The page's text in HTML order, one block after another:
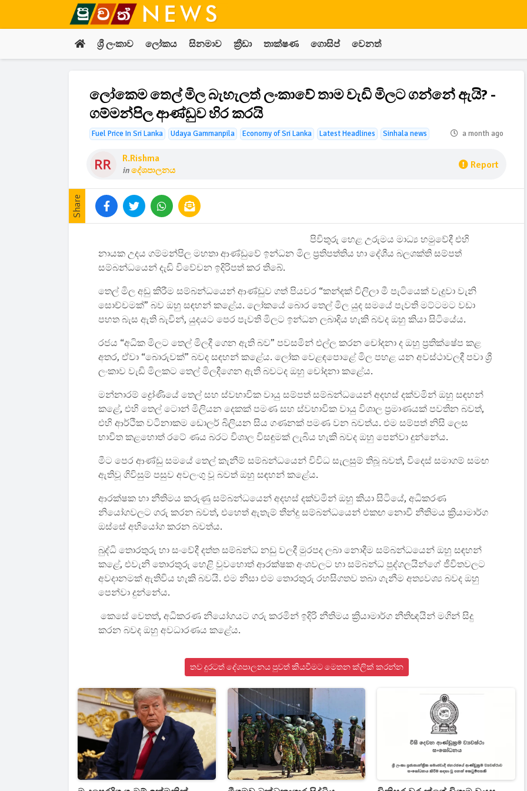
ශ්‍රී ලංකාව ලෝකය සිනමාව ක්‍රීඩා තාක්ෂණ ගොසිප් වෙනත්
ලෝකෙම තෙල් මිල බැහැලත් ලංකාවේ තාම වැඩි මිලට ගන්නේ ඇයි? -
ගම්මන්පිල ආණ්ඩුව හිර කරයි
Fuel Price In Sri Lanka Udaya Gammanpila Economy of Sri Lanka Latest Headlines Sinhala news a month ago
R.rishma
inදේශපාලනය Report
Share
පිවිතුරු හෙළ උරුමය මාධ්‍ය හමුවේදී එහි
නායක උදය ගම්මන්පිල මහතා ආණ්ඩුවේ ඉන්ධන මිල ප්‍රතිපත්තිය හා දේශීය බලශක්ති සම්පත්
සම්බන්ධයෙන් දැඩි විවේචන ඉදිරිපත් කර තිබේ.
තෙල් මිල අඩු කිරීම සම්බන්ධයෙන් ආණ්ඩුව ගත් පියවර “කන්දක් විලිලා මී පැටියෙක් වැදුවා වැනි
සොච්චමක්” බව ඔහු සඳහන් කළේය. ලෝකයේ බොර තෙල් මිල යුද සමයේ පැවති මට්ටමට වඩා
පහත බැස ඇති බැවින්, යුදයට පෙර පැවති මිලට ඉන්ධන ලබාදිය හැකි බවද ඔහු කියා සිටියේය.
රජය “අධික මිලට තෙල් මිලදී ගෙන ඇති බව” පවසමින් එල්ල කරන චෝදනා ද ඔහු ප්‍රතික්ෂේප කළ
අතර, ඒවා “බොරුවක්” බවද සඳහන් කළේය. ලෝක වෙළඳපොළේ මිල පහළ යන අවස්ථාවලදී පවා ශ්‍රී
ලංකාව වැඩි මිලකට තෙල් මිලදීගෙන ඇති බවටද ඔහු චෝදනා කළේය.
මන්නාරම් ද්‍රෝණියේ තෙල් සහ ස්වභාවික වායු සම්පත් සම්බන්ධයෙන් අදහස් දක්වමින් ඔහු සඳහන්
කළේ, එහි තෙල් ටොන් මිලියන දෙකක් පමණ සහ ස්වභාවික වායු විශාල ප්‍රමාණයක් පවතින බවත්,
එහි ආර්ථික වටිනාකම ඩොලර් බිලියන සිය ගණනක් පමණ වන බවත්ය. එම සම්පත් නිසි ලෙස
භාවිත කළහොත් රටේ ණය බරට විශාල විසඳුමක් ලැබිය හැකි බවද ඔහු පෙන්වා දුන්නේය.
මීට පෙර ආණ්ඩු සමයේ තෙල් කැනීම් සම්බන්ධයෙන් විවිධ සැලසුම් තිබූ බවත්, විදෙස් සමාගම් සමඟ
ඇතිවූ ගිවිසුම් පසුව අවලංගු වූ බවත් ඔහු සඳහන් කළේය.
ආරක්ෂක හා නීතිමය කරුණු සම්බන්ධයෙන් අදහස් දක්වමින් ඔහු කියා සිටියේ, අධිකරණ
නියෝගවලට ගරු කරන බවත්, එහෙත් ඇතැම් තීන්දු සම්බන්ධයෙන් එකඟ නොවී නීතිමය ක්‍රියාමාර්ග
ඔස්සේ අභියෝග කරන බවත්ය.
බුද්ධි තොරතුරු හා සංවේදී දත්ත සම්බන්ධ නඩු වලදී මුරපද ලබා නොදීම සම්බන්ධයෙන් ඔහු සඳහන්
කළේ, එවැනි තොරතුරු හෙළි වුවහොත් ආරක්ෂක අංශවලට හා සම්බන්ධ පුද්ගලයින්ගේ ජීවිතවලට
අවදානමක් ඇතිවිය හැකි බවයි. එම නිසා එම තොරතුරු රහසිගතව තබා ගැනීම අත්‍යවශ්‍ය බවද ඔහු
පෙන්වා දුන්නේය.
කෙසේ වෙතත්, අධිකරණ නියෝගයට ගරු කරමින් ඉදිරි නීතිමය ක්‍රියාමාර්ග නීතිඥයින් මගින් සිදු
කරන බවද ඔහු අවධාරණය කළේය.
තව දුරටත් දේශපාලනය පුවත් කියවීමට මෙතන ක්ලික් කරන්න